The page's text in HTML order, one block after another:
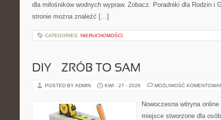
dla miłośników wodnych wypraw. Zobacz: Poradniki dla Rodzin i
stronie można znaleźć […]
CATEGORIES: NIERUCHOMOŚCI
DIY – ZRÓB TO SAM
POSTED BY ADMIN KWI - 27 - 2026 MOŻLIWOŚĆ
Nowoczesna witryna
miejsce stworzone dla